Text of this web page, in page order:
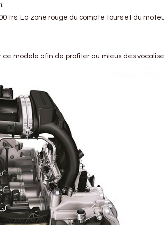
trs. La zone rouge du compte tours et du
modèle afin de profiter au mieux des